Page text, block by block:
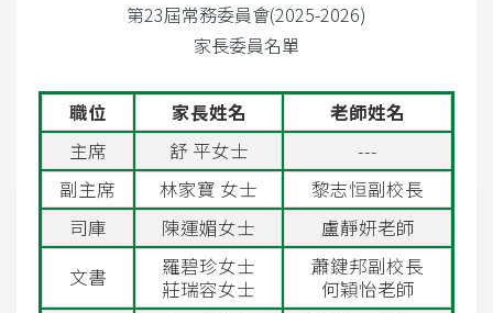
第23屆常務委員會(2025-2026)
家長委員名單
職位 家長姓名
老師姓名
主席
舒 平女士
---
副主席
林家寶 女士
黎志恒副校長
司庫
陳運媚女士
盧靜妍老師
文書
羅碧珍女士
莊瑞容女士
蕭鍵邦副校長
何穎怡老師